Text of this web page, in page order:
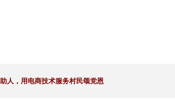
人，用电商技术服务村民颂党恩